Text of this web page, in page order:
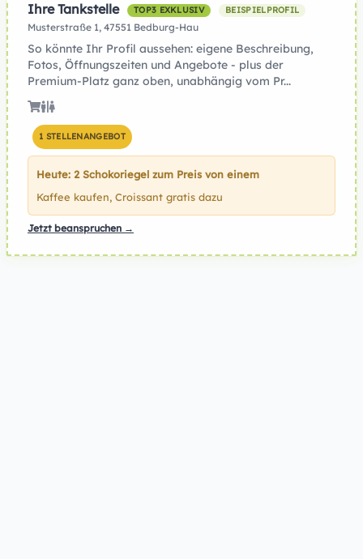
Ihre Tankstelle TOP3 EXKLUSIV BEISPIELPROFIL
Musterstraße 1, 47551 Bedburg-Hau
So könnte Ihr Profil aussehen: eigene Beschreibung,
Fotos, Öffnungszeiten und Angebote - plus der
Premium-Platz ganz oben, unabhängig vom Pr...
1 STELLENANGEBOT
Heute: 2 Schokoriegel zum Preis von einem
Kaffee kaufen, Croissant gratis dazu
Jetzt beanspruchen →